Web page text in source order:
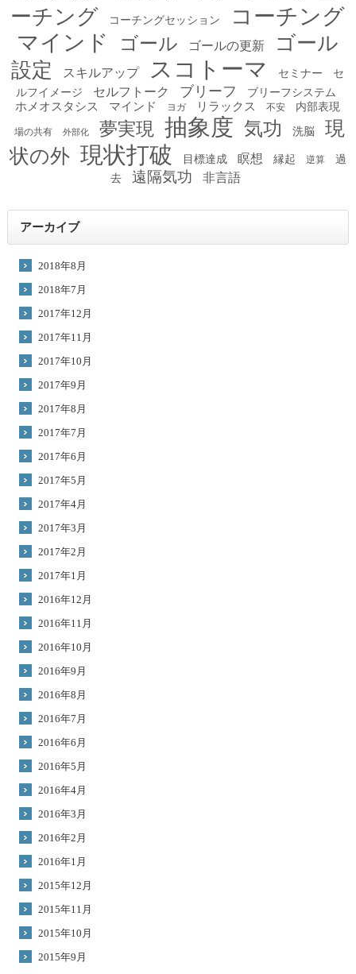
ーチング
コーチングセッション
コーチング
マインド
ゴール ゴールの更新
ゴール
設定
スキルアップ スコトーマ セミナー
セ
ルフイメージ
セルフトーク ブリーフ ブリーフシステム
ホメオスタシス マインド ヨガ リラックス 不安 内部表現
場の共有 外部化 夢実現 抽象度 気功 洗脳
現
状の外 現状打破 目標達成 瞑想 縁起 逆算
過
去
遠隔気功 非言語
アーカイブ
2018年8月
2018年7月
2017年12月
2017年11月
2017年10月
2017年9月
2017年8月
2017年7月
2017年6月
2017年5月
2017年4月
2017年3月
2017年2月
2017年1月
2016年12月
2016年11月
2016年10月
2016年9月
2016年8月
2016年7月
2016年6月
2016年5月
2016年4月
2016年3月
2016年2月
2016年1月
2015年12月
2015年11月
2015年10月
2015年9月